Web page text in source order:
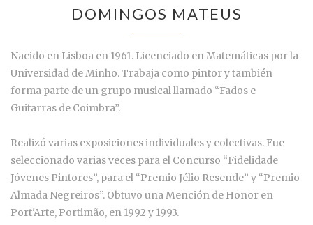
DOMINGOS MATEUS
Nacido en Lisboa en 1961. Licenciado en Matemáticas por la
Universidad de Minho. Trabaja como pintor y también
forma parte de un grupo musical llamado “Fados e
Guitarras de Coimbra”.
Realizó varias exposiciones individuales y colectivas. Fue
seleccionado varias veces para el Concurso “Fidelidade
Jóvenes Pintores”, para el “Premio Jélio Resende” y “Premio
Almada Negreiros”. Obtuvo una Mención de Honor en
Port'Arte, Portimão, en 1992 y 1993.